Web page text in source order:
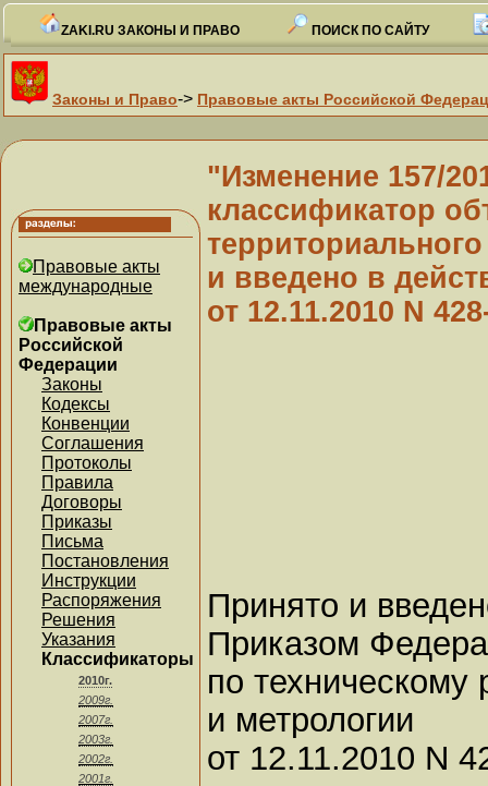
ZAKI.RU ЗАКОНЫ И ПРАВО ПОИСК ПО САЙТУ
Законы и Право-> Правовые акты Российской
Правовые акты
международные
Правовые акты
Российской
Федерации
Законы
Кодексы
Конвенции
Соглашения
Протоколы
Правила
Договоры
Приказы
Письма
Постановления
Инструкции
Распоряжения
Решения
Указания
Классификаторы
2010г.
2009г.
2007г.
2003г.
2002г.
2001г.
"Изменение 157/
классификатор
и введено в
от 12.11.2010 N
Принято и
Приказом
по техническому
и метрологии
от 12.11.2010 N